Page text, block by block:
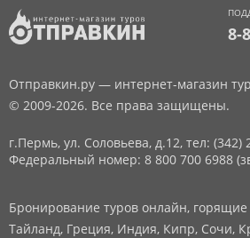
8-
Отправкин.ру — интернет-магазин
© 2009-2026. Все права защищены.
г.Пермь, ул. Соловьева, д.12, тел: (342)
Федеральный номер: 8 800 700 6988
Бронирование туров онлайн, горящие
Тайланд, Греция, Индия, Кипр, Сочи,